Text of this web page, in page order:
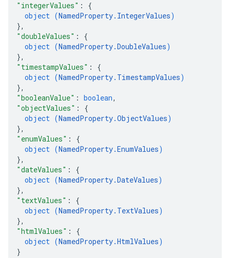
"integerValues" : {
object (NamedProperty.IntegerValues)
},
"doubleValues" : {
object (NamedProperty.DoubleValues)
},
"timestampValues" : {
object (NamedProperty.TimestampValues)
},
"booleanValue" : boolean,
"objectValues" : {
object (NamedProperty.ObjectValues)
},
"enumValues" : {
object (NamedProperty.EnumValues)
},
"dateValues" : {
object (NamedProperty.DateValues)
},
"textValues" : {
object (NamedProperty.TextValues)
},
"htmlValues" : {
object (NamedProperty.HtmlValues)
}